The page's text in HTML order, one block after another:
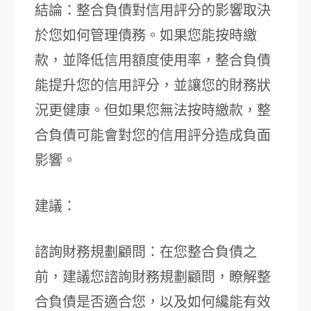
結論：整合負債對信用評分的影響取決
於您如何管理債務。如果您能按時繳
款，並降低信用額度使用率，整合負債
能提升您的信用評分，並讓您的財務狀
況更健康。但如果您無法按時繳款，整
合負債可能會對您的信用評分造成負面
影響。
建議：
諮詢財務規劃顧問：在您整合負債之
前，建議您諮詢財務規劃顧問，瞭解整
合負債是否適合您，以及如何纔能有效